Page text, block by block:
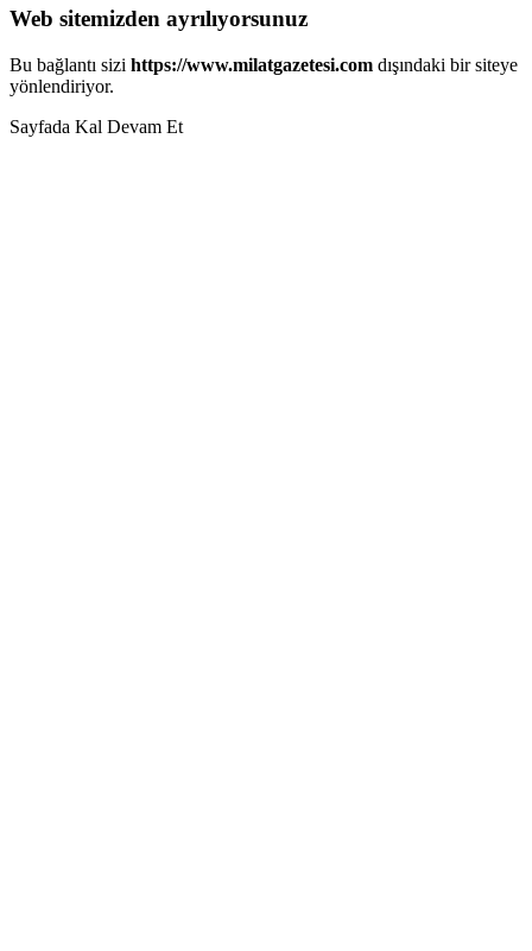
Web sitemizden ayrılıyorsunuz
Bu bağlantı sizi https://www.milatgazetesi.com dışındaki bir siteye
yönlendiriyor.
Sayfada Kal Devam Et